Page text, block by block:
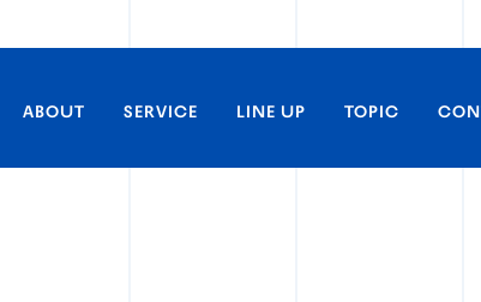
ABOUT SERVICE LINE UP TOPIC